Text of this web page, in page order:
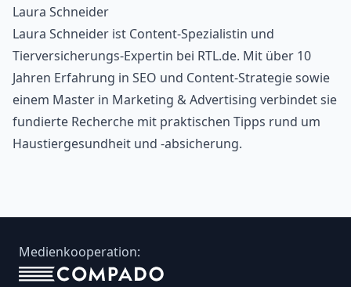
Laura Schneider
Laura Schneider ist Content-Spezialistin und
Tierversicherungs-Expertin bei RTL.de. Mit über 10
Jahren Erfahrung in SEO und Content-Strategie sowie
einem Master in Marketing & Advertising verbindet sie
fundierte Recherche mit praktischen Tipps rund um
Haustiergesundheit und -absicherung.
Medienkooperation: